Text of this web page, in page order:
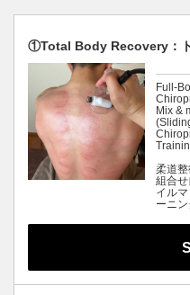
①Total Body Recovery：
Full-
Mix &
柔道
組合
イル
ーニン